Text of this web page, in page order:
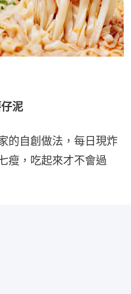
泥
的自創做法，每日現炸
瘦，吃起來才不會過